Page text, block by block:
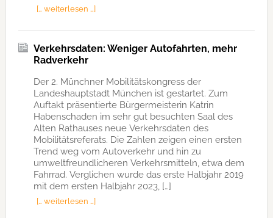
[… weiterlesen …]
Verkehrsdaten: Weniger Autofahrten, mehr
Radverkehr
Der 2. Münchner Mobilitätskongress der
Landeshauptstadt München ist gestartet. Zum
Auftakt präsentierte Bürgermeisterin Katrin
Habenschaden im sehr gut besuchten Saal des
Alten Rathauses neue Verkehrsdaten des
Mobilitätsreferats. Die Zahlen zeigen einen ersten
Trend weg vom Autoverkehr und hin zu
umweltfreundlicheren Verkehrsmitteln, etwa dem
Fahrrad. Verglichen wurde das erste Halbjahr 2019
mit dem ersten Halbjahr 2023, […]
[… weiterlesen …]